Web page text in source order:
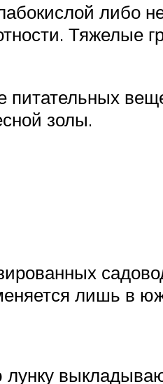
либо
Тяжелые
питательных
золы.
лишь в